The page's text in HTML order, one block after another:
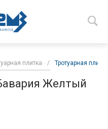
плитка / Тротуарная
Желтый